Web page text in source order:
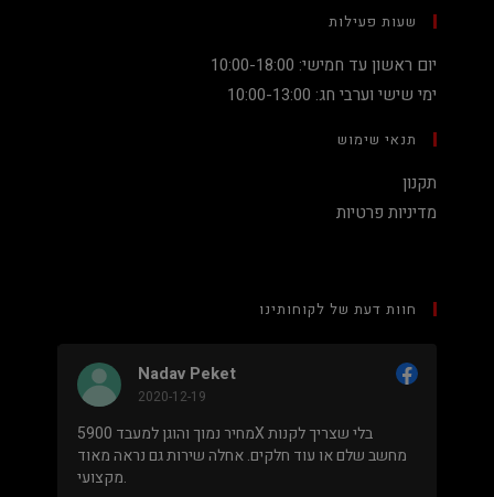
שעות פעילות
יום ראשון עד חמישי: 10:00-18:00
ימי שישי וערבי חג: 10:00-13:00
תנאי שימוש
תקנון
מדיניות פרטיות
חוות דעת של לקוחותינו
Nadav Peket
2020-12-19
מחיר נמוך והוגן למעבד 5900X בלי שצריך לקנות
מחשב שלם או עוד חלקים. אחלה שירות גם נראה מאוד
מקצועי.